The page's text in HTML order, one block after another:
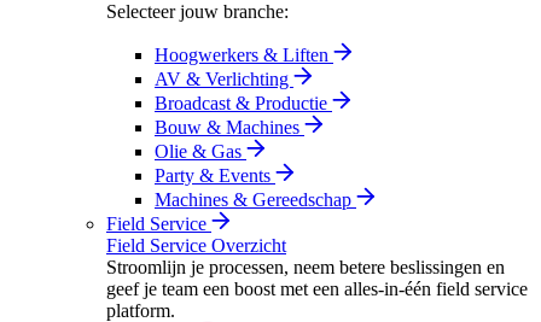
Selecteer jouw branche:
Hoogwerkers & Liften
AV & Verlichting
Broadcast & Productie
Bouw & Machines
Olie & Gas
Party & Events
Machines & Gereedschap
Field Service
Field Service Overzicht
Stroomlijn je processen, neem betere beslissingen en
geef je team een boost met een alles-in-één field service
platform.